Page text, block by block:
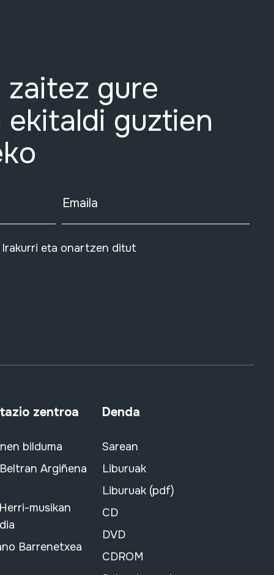
gure
ekitaldi guztien
Emaila
Irakurri eta onartzen ditut
zentroa
bilduma
Argiñena
musikan
Barrenetxea
Denda
Sarean
Liburuak
Liburuak (pdf)
CD
DVD
CDROM